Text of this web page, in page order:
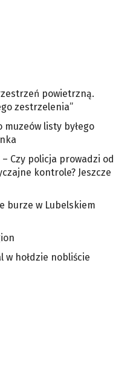
powietrzną.
zestrzelenia”
listy byłego
– Czy policja prowadzi od
kontrole? Jeszcze
burze w Lubelskiem
w hołdzie nobliście